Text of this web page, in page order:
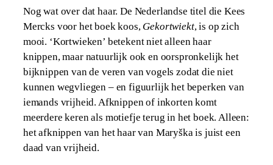
Nog wat over dat haar. De Nederlandse titel die Kees
Mercks voor het boek koos, Gekortwiekt, is op zich
mooi. ‘Kortwieken’ betekent niet alleen haar
knippen, maar natuurlijk ook en oorspronkelijk het
bijknippen van de veren van vogels zodat die niet
kunnen wegvliegen – en figuurlijk het beperken van
iemands vrijheid. Afknippen of inkorten komt
meerdere keren als motiefje terug in het boek. Alleen:
het afknippen van het haar van Maryška is juist een
daad van vrijheid.